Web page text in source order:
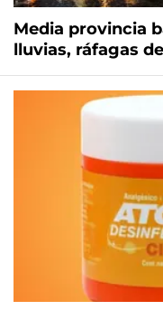
Media provincia
lluvias, ráfagas